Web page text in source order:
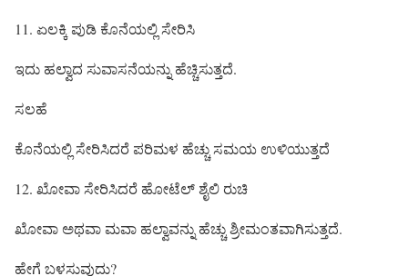
11. ಏಲಕ್ಕಿ ಪುಡಿ ಕೊನೆಯಲ್ಲಿ ಸೇರಿಸಿ
ಇದು ಹಲ್ವಾದ ಸುವಾಸನೆಯನ್ನು ಹೆಚ್ಚಿಸುತ್ತದೆ.
ಸಲಹೆ
ಕೊನೆಯಲ್ಲಿ ಸೇರಿಸಿದರೆ ಪರಿಮಳ ಹೆಚ್ಚು ಸಮಯ ಉಳಿಯುತ್ತದೆ
12. ಖೋವಾ ಸೇರಿಸಿದರೆ ಹೋಟೆಲ್ ಶೈಲಿ ರುಚಿ
ಖೋವಾ ಅಥವಾ ಮವಾ ಹಲ್ವಾವನ್ನು ಹೆಚ್ಚು ಶ್ರೀಮಂತವಾಗಿಸುತ್ತದೆ.
ಹೇಗೆ ಬಳಸುವುದು?